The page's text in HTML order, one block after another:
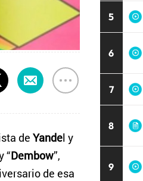
de Yandel y
“Dembow”,
de esa
5
6
7
8
9